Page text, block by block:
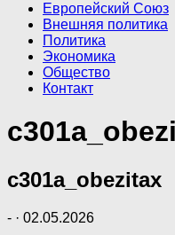
Европейский Союз
Внешняя политика
Политика
Экономика
Общество
Контакт
c301a_obezitax
- · 02.05.2026